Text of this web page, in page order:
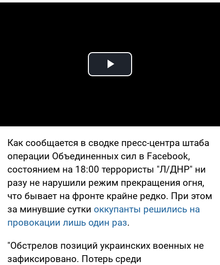
Play Video
Как сообщается в сводке пресс-центра штаба
операции Объединенных сил в Facebook,
состоянием на 18:00 террористы "Л/ДНР" ни
разу не нарушили режим прекращения огня,
что бывает на фронте крайне редко. При этом
за минувшие сутки оккупанты решились на
провокации лишь один раз.
"Обстрелов позиций украинских военных не
зафиксировано. Потерь среди